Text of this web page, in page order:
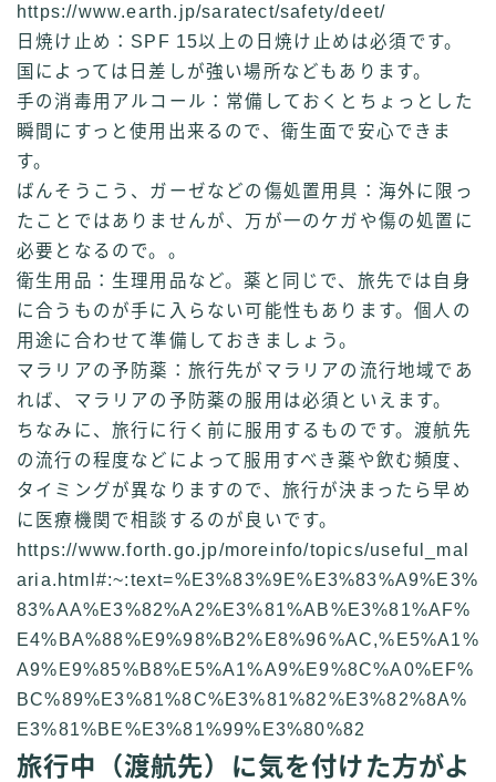
https://www.earth.jp/saratect/safety/deet/
日焼け止め：SPF 15以上の日焼け止めは必須です。
国によっては日差しが強い場所などもあります。
手の消毒用アルコール：常備しておくとちょっとした
瞬間にすっと使用出来るので、衛生面で安心できま
す。
ばんそうこう、ガーゼなどの傷処置用具：海外に限っ
たことではありませんが、万が一のケガや傷の処置に
必要となるので。。
衛生用品：生理用品など。薬と同じで、旅先では自身
に合うものが手に入らない可能性もあります。個人の
用途に合わせて準備しておきましょう。
マラリアの予防薬：旅行先がマラリアの流行地域であ
れば、マラリアの予防薬の服用は必須といえます。
ちなみに、 旅行に行く前に服用 するものです。渡航先
の流行の程度などによって服用すべき薬や飲む頻度、
タイミングが異なりますので、旅行が決まったら早め
に医療機関で相談するのが良いです。
https://www.forth.go.jp/moreinfo/topics/useful_mal
aria.html#:~:text=%E3%83%9E%E3%83%A9%E3%
83%AA%E3%82%A2%E3%81%AB%E3%81%AF%
E4%BA%88%E9%98%B2%E8%96%AC,%E5%A1%
A9%E9%85%B8%E5%A1%A9%E9%8C%A0%EF%
BC%89%E3%81%8C%E3%81%82%E3%82%8A%
E3%81%BE%E3%81%99%E3%80%82
旅行中（渡航先）に気を付けた方がよ